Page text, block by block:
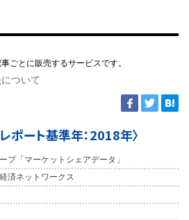
ごとに販売するサービスです。
ついて
ポート基準年：2018年〉
プ「マーケットシェアデータ」
済ネットワークス